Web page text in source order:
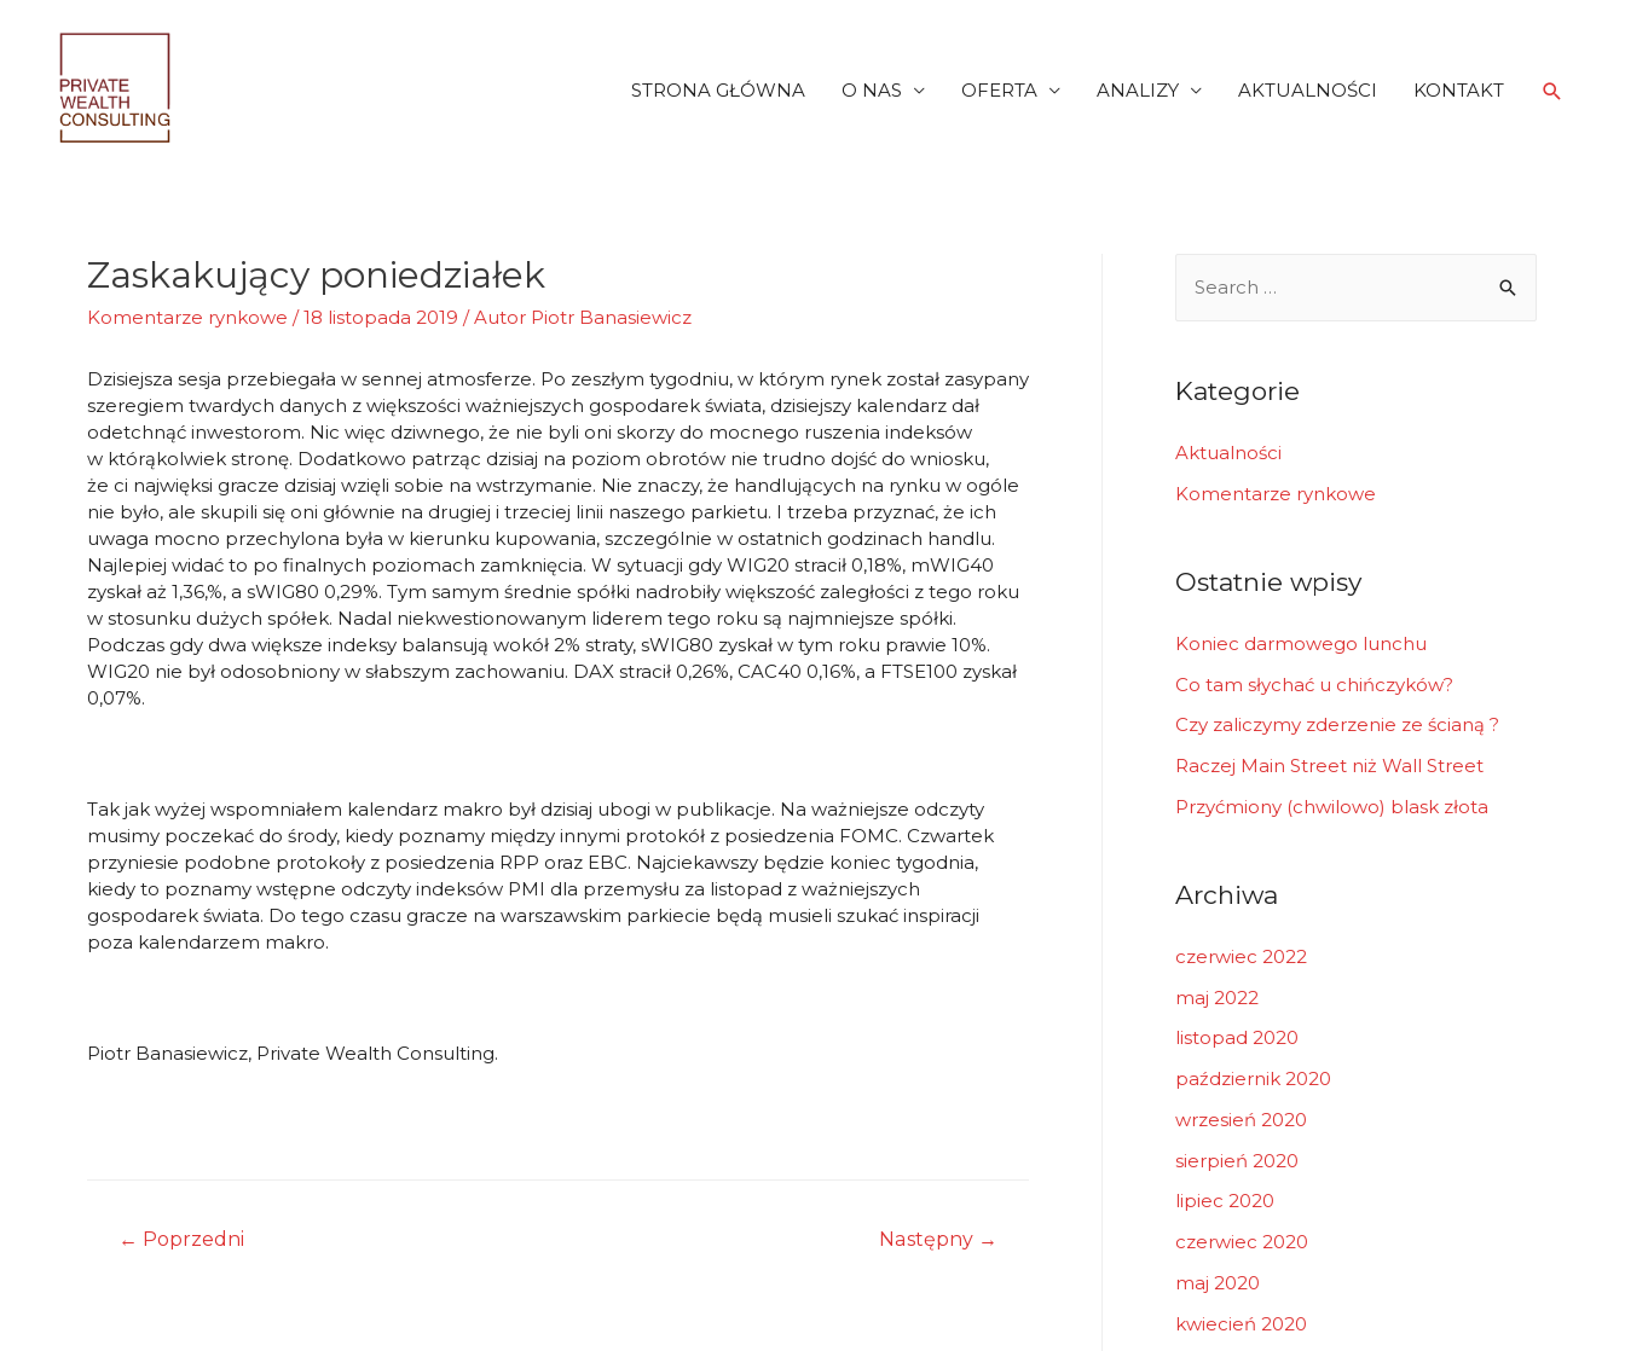
STRONA GŁÓWNA
O NAS OFERTA ANALIZY AKTUALNOŚCI KONTAKT Search
Zaskakujący poniedziałek
Komentarze rynkowe /18 listopada 2019 / Autor Piotr Banasiewicz
Dzisiejsza sesja przebiegała w sennej atmosferze. Po zeszłym tygodniu, w którym rynek został zasypany
szeregiem twardych danych z większości ważniejszych gospodarek świata, dzisiejszy kalendarz dał
odetchnąć inwestorom. Nic więc dziwnego, że nie byli oni skorzy do mocnego ruszenia indeksów
w którąkolwiek stronę. Dodatkowo patrząc dzisiaj na poziom obrotów nie trudno dojść do wniosku,
że ci najwięksi gracze dzisiaj wzięli sobie na wstrzymanie. Nie znaczy, że handlujących na rynku w ogóle
nie było, ale skupili się oni głównie na drugiej i trzeciej linii naszego parkietu. I trzeba przyznać, że ich
uwaga mocno przechylona była w kierunku kupowania, szczególnie w ostatnich godzinach handlu.
Najlepiej widać to po finalnych poziomach zamknięcia. W sytuacji gdy WIG20 stracił 0,18%, mWIG40
zyskał aż 1,36,%, a sWIG80 0,29%. Tym samym średnie spółki nadrobiły większość zaległości z tego roku
w stosunku dużych spółek. Nadal niekwestionowanym liderem tego roku są najmniejsze spółki.
Podczas gdy dwa większe indeksy balansują wokół 2% straty, sWIG80 zyskał w tym roku prawie 10%.
WIG20 nie był odosobniony w słabszym zachowaniu. DAX stracił 0,26%, CAC40 0,16%, a FTSE100 zyskał
0,07%.
Tak jak wyżej wspomniałem kalendarz makro był dzisiaj ubogi w publikacje. Na ważniejsze odczyty
musimy poczekać do środy, kiedy poznamy między innymi protokół z posiedzenia FOMC. Czwartek
przyniesie podobne protokoły z posiedzenia RPP oraz EBC. Najciekawszy będzie koniec tygodnia,
kiedy to poznamy wstępne odczyty indeksów PMI dla przemysłu za listopad z ważniejszych
gospodarek świata. Do tego czasu gracze na warszawskim parkiecie będą musieli szukać inspiracji
poza kalendarzem makro.
Piotr Banasiewicz, Private Wealth Consulting.
Nawigacja
← Poprzedni Następny →
r
h
f
Kategorie
Aktualności
Komentarze rynkowe
Ostatnie wpisy
Koniec darmowego lunchu
Co tam słychać u chińczyków?
Czy zaliczymy zderzenie ze ścianą ?
Raczej Main Street niż Wall Street
Przyćmiony (chwilowo) blask złota
Archiwa
czerwiec 2022
maj 2022
listopad 2020
październik 2020
wrzesień 2020
sierpień 2020
lipiec 2020
czerwiec 2020
maj 2020
kwiecień 2020